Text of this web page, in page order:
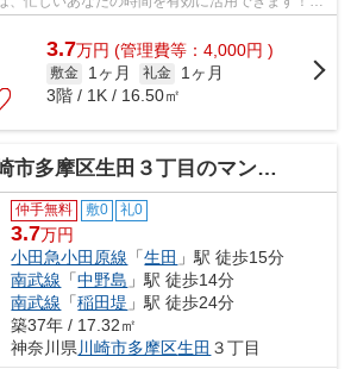
お支払いいただ...
3.7万円 (管理費等：4,000円 )
敷金 1ヶ月 礼金
1ヶ月
3階 / 1K / 16.50㎡
市多摩区生田３丁目のマンション
仲手無料 敷0 礼0
3.7万円
小田急小田原線 「生田 」駅 徒歩15分
南武線 「中野島 」駅 徒歩14分
南武線 「稲田堤 」駅 徒歩24分
築37年 / 17.32㎡
神奈川県 川崎市多摩区生田 ３丁目